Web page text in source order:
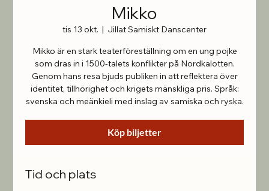
Mikko
tis 13 okt.
  |
Jillat Samiskt Danscenter
Mikko är en stark teaterföreställning om en ung pojke
som dras in i 1500-talets konflikter på Nordkalotten.
Genom hans resa bjuds publiken in att reflektera över
identitet, tillhörighet och krigets mänskliga pris. Språk:
svenska och meänkieli med inslag av samiska och ryska.
Köp biljetter
Tid och plats